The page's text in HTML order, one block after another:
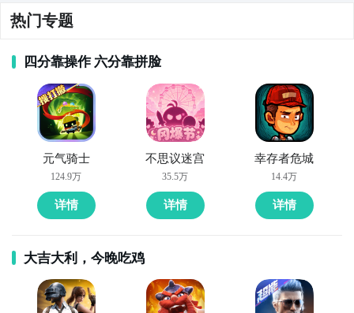
好了，小编为大家大家提供了这两种教程是下载太空悠
悠最为直接方法哦，不知道大家有没有清楚的知道呢？
​开始安装太空悠悠球安卓模拟器
​下载完太空悠悠球安卓模拟器，当然就是需要在电脑上
进行安装啦，双击安装辅助。如果玩家们是第一次下载
太空悠悠球助手，那么还需要勾选安装模拟器，仅此一
次，若杀毒软件阻止，请允许通过。
热门专题
四分靠操作 六分靠拼脸
元气骑士
124.9万
详情
不思议迷宫
35.5万
详情
幸存者危城
14.4万
详情
大吉大利，今晚吃鸡